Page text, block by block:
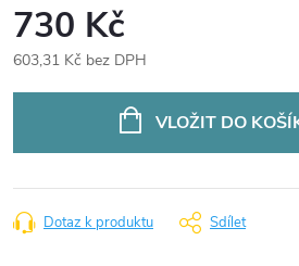
730 Kč
603,31 Kč bez DPH
VLOŽIT DO
Dotaz k produktu Sdílet